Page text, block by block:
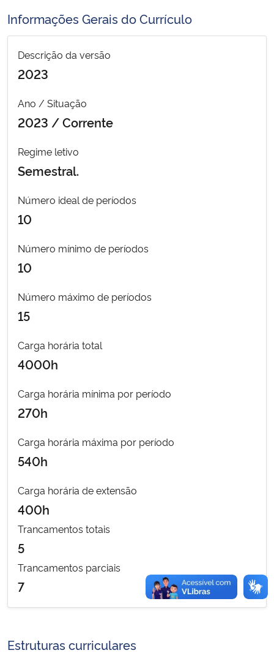
Ministério de Minas e Energia
Ministério da Ciência, Tecnologia, Inovações e Comunicações
Ministério do Turismo
Ministério do Desenvolvimento Regional
Ministério da Mulher, da Família e dos Direitos Humanos
Secretaria-Geral
Gabinete de Segurança Institucional
Advocacia-Geral da União
Planalto
Informações Gerais do Currículo
Descrição da versão
2023
Ano / Situação
2023 / Corrente
Regime letivo
Semestral.
Número ideal de períodos
10
Número mínimo de períodos
10
Número máximo de períodos
15
Carga horária total
4000h
Carga horária mínima por período
270h
Carga horária máxima por período
540h
Carga horária de extensão
400h
Trancamentos totais
5
Trancamentos parciais
7
Estruturas curriculares